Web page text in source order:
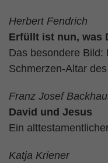
Herbert Fendrich
Erfüllt ist nun, was
Das besondere Bild:
Schmerzen-Altar
Franz Josef
David und Jesus
Ein
Katja Kriener